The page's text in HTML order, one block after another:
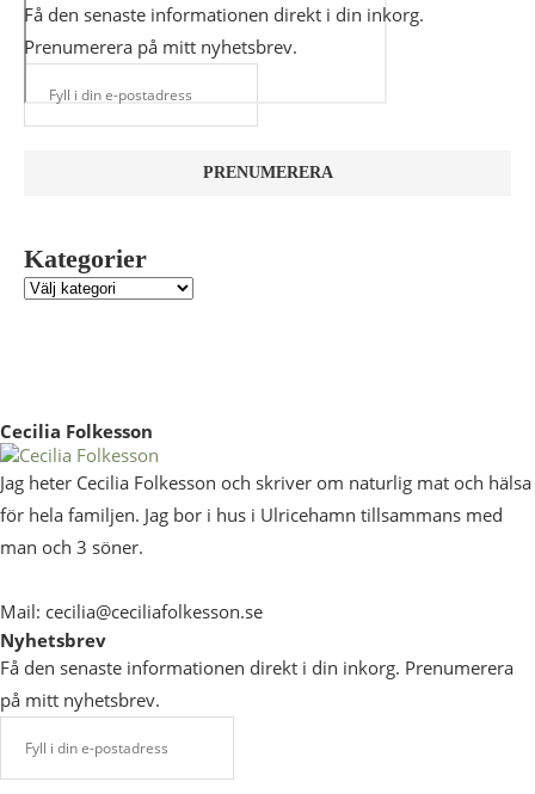
Få den senaste informationen direkt i din inkorg.
Prenumerera på mitt nyhetsbrev.
Kategorier
Cecilia Folkesson
Jag heter Cecilia Folkesson och skriver om naturlig mat och hälsa
för hela familjen. Jag bor i hus i Ulricehamn tillsammans med
man och 3 söner.
Mail: cecilia@ceciliafolkesson.se
Nyhetsbrev
Få den senaste informationen direkt i din inkorg. Prenumerera
på mitt nyhetsbrev.